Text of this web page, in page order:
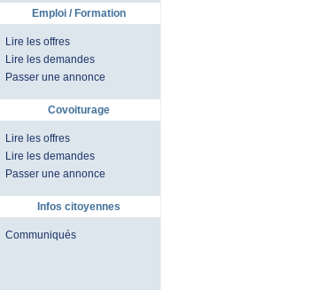
Emploi / Formation
Lire les offres
Lire les demandes
Passer une annonce
Covoiturage
Lire les offres
Lire les demandes
Passer une annonce
Infos citoyennes
Communiqués